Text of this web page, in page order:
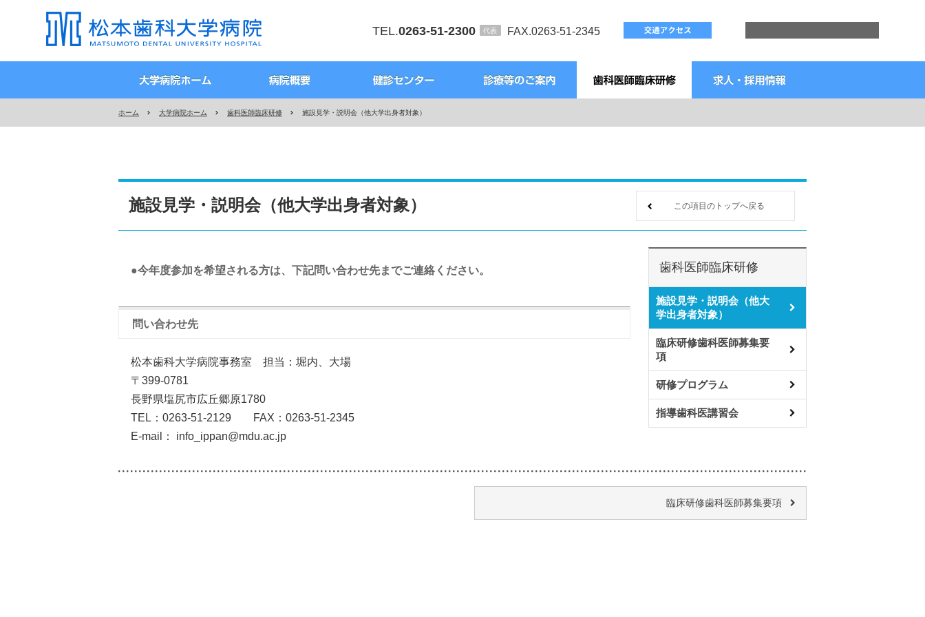
TEL.0263-51-2300 FAX.0263-51-2345
ホーム 大学病院ホーム 歯科医師臨床研修 施設見学・説明会（他大学出身者対象）
この項目のトップへ戻る
施設見学・説明会（他大学出身者対象）
今年度参加を希望される方は、下記問い合わせ先までご連絡ください。
問い合わせ先
松本歯科大学病院事務室 担当：堀内、大場
〒399-0781
長野県塩尻市広丘郷原1780
TEL：0263-51-2129 FAX：0263-51-2345
E-mail： info_ippan@mdu.ac.jp
歯科医師臨床研修
施設見学・説明会（他大
学出身者対象）
臨床研修歯科医師募集要
項
研修プログラム
指導歯科医講習会
臨床研修歯科医師募集要項